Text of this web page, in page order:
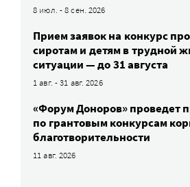
8 июл. - 8 сен. 2026
Прием заявок на конкурс
сиротам и детям в трудной
ситуации — до 31 августа
1 авг. - 31 авг. 2026
«Форум Доноров» проведет
по грантовым конкурсам
благотворительности
11 авг. 2026